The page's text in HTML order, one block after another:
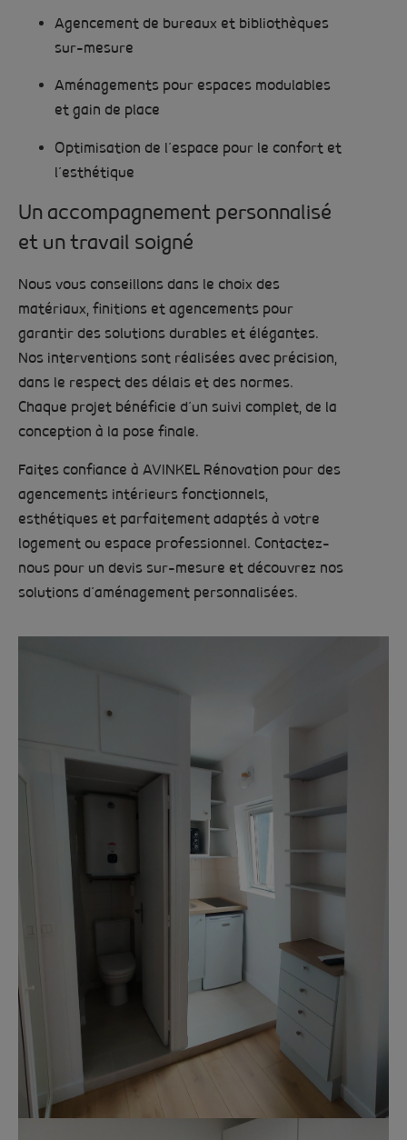
Agencement de bureaux et bibliothèques
sur-mesure
Aménagements pour espaces modulables
et gain de place
Optimisation de l’espace pour le confort et
l’esthétique
Un accompagnement personnalisé
et un travail soigné
Nous vous conseillons dans le choix des
matériaux, finitions et agencements pour
garantir des solutions durables et élégantes.
Nos interventions sont réalisées avec précision,
dans le respect des délais et des normes.
Chaque projet bénéficie d’un suivi complet, de la
conception à la pose finale.
Faites confiance à AVINKEL Rénovation pour des
agencements intérieurs fonctionnels,
esthétiques et parfaitement adaptés à votre
logement ou espace professionnel. Contactez-
nous pour un devis sur-mesure et découvrez nos
solutions d’aménagement personnalisées.